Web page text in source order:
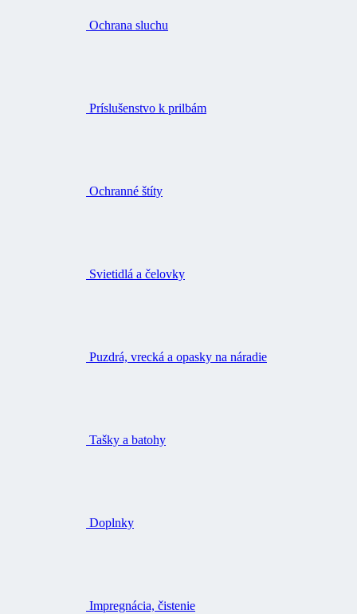
Ochrana sluchu
Príslušenstvo k prilbám
Ochranné štíty
Svietidlá a čelovky
Puzdrá, vrecká a opasky na náradie
Tašky a batohy
Doplnky
Impregnácia, čistenie